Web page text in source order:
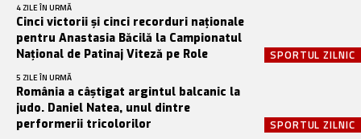
4 ZILE ÎN URMĂ
SPORTUL ZILNIC
Cinci victorii și cinci recorduri naționale
pentru Anastasia Băcilă la Campionatul
Național de Patinaj Viteză pe Role
5 ZILE ÎN URMĂ
SPORTUL ZILNIC
România a câștigat argintul balcanic la
judo. Daniel Natea, unul dintre
performerii tricolorilor